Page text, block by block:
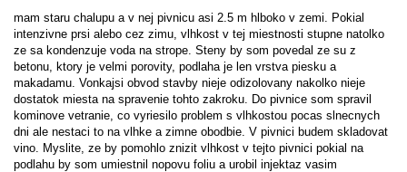
mam staru chalupu a v nej pivnicu asi 2.5 m hlboko v zemi. Pokial
intenzivne prsi alebo cez zimu, vlhkost v tej miestnosti stupne natolko
ze sa kondenzuje voda na strope. Steny by som povedal ze su z
betonu, ktory je velmi porovity, podlaha je len vrstva piesku a
makadamu. Vonkajsi obvod stavby nieje odizolovany nakolko nieje
dostatok miesta na spravenie tohto zakroku. Do pivnice som spravil
kominove vetranie, co vyriesilo problem s vlhkostou pocas slnecnych
dni ale nestaci to na vlhke a zimne obodbie. V pivnici budem skladovat
vino. Myslite, ze by pomohlo znizit vlhkost v tejto pivnici pokial na
podlahu by som umiestnil nopovu foliu a urobil injektaz vasim